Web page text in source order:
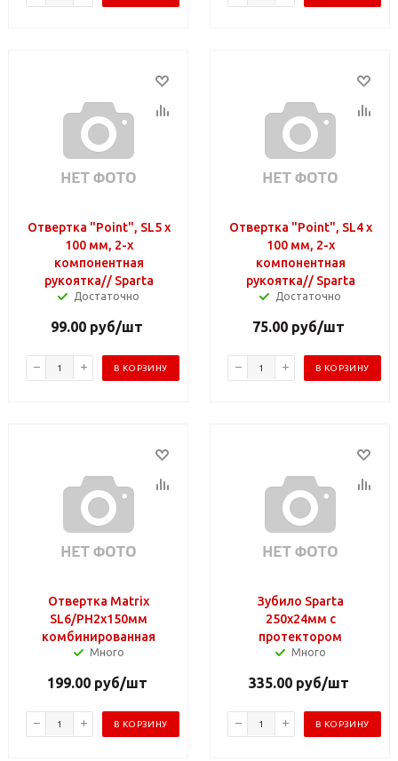
Отвертка "Point", SL5 х
100 мм, 2-х
компонентная
рукоятка// Sparta
Достаточно
99.00 руб/шт
В КОРЗИНУ
Отвертка "Point", SL4 х
100 мм, 2-х
компонентная
рукоятка// Sparta
Достаточно
75.00 руб/шт
В КОРЗИНУ
Отвертка Matrix
SL6/PH2х150мм
комбинированная
Много
199.00руб/шт
В КОРЗИНУ
Зубило Sparta
250х24мм с
протектором
Много
335.00руб/шт
В КОРЗИНУ